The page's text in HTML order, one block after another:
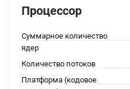
Процессор
Суммарное количество
ядер
Количество потоков
Платформа (кодовое